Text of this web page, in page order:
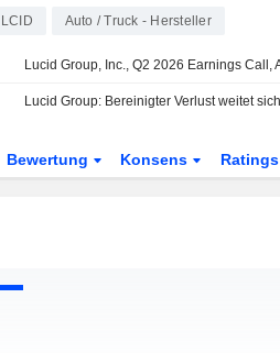
LCID Auto / Truck - Hersteller
Bewertung Konsens Ratings